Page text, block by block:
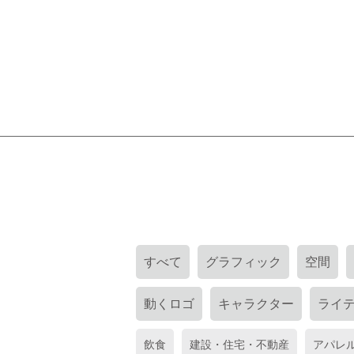
すべて グラフィック 空間
動くロゴ キャラクター ライ
飲食 建設・住宅・不動産 アパレ